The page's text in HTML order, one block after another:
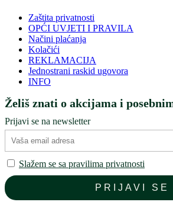
Zaštita privatnosti
OPĆI UVJETI I PRAVILA
Načini plaćanja
Kolačići
REKLAMACIJA
Jednostrani raskid ugovora
INFO
Želiš znati o akcijama i
Prijavi se na newsletter
Slažem se sa pravilima privatnosti